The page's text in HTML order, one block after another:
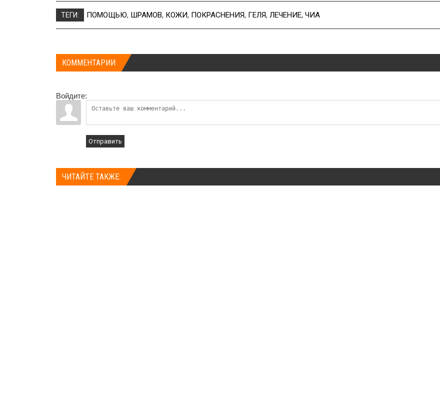
ТЕГИ: ПОМОЩЬЮ, ШРАМОВ, КОЖИ, ПОКРАСНЕНИЯ, ГЕЛЯ, ЛЕЧЕНИЕ, ЧИА
КОММЕНТАРИИ
Войдите:
Отправить
ЧИТАЙТЕ ТАКЖЕ: